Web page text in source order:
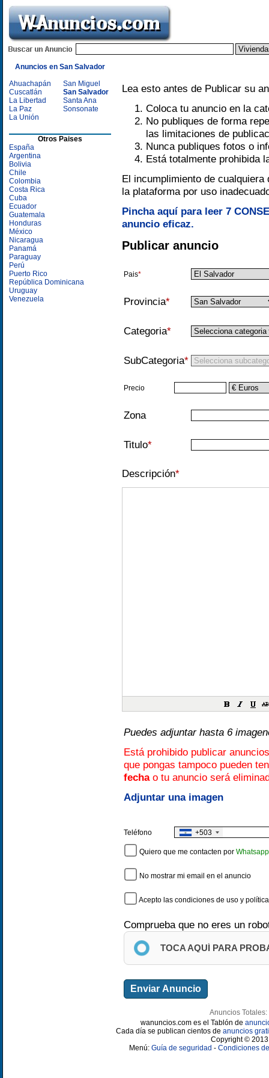
Anuncios en San Salvador
Ahuachapán
Cuscatlán
La Libertad
La Paz
La Unión
San Miguel
San Salvador
Santa Ana
Sonsonate
Otros Paises
España
Argentina
Bolivia
Chile
Colombia
Costa Rica
Cuba
Ecuador
Guatemala
Honduras
México
Nicaragua
Panamá
Paraguay
Perú
Puerto Rico
República Dominicana
Uruguay
Venezuela
Lea esto antes de Publicar su
Coloca tu anuncio en la
No publiques de forma
las limitaciones de
Nunca publiques fotos o
Está totalmente prohibida
El incumplimiento de
la plataforma por uso
Pincha aquí para leer 7
anuncio eficaz.
Publicar anuncio
Pais*
Provincia*
Categoria*
SubCategoria*
Precio
Zona
Titulo*
Descripción*
Puedes adjuntar hasta 6
Está prohibido publicar
que pongas tampoco pueden
fechao tu anuncio será
Adjuntar una imagen
Teléfono +503
Quiero que me contacten por Whatsapp
No mostrar mi email en el anuncio
Acepto las condiciones de uso y
Comprueba que no eres un
TOCA AQUÍ PARA
Anuncios Totales:
wanuncios.com es el Tablón de
Cada día se publican cientos de anuncios
Copyright ©
Menú: Guía de seguridad - Condiciones